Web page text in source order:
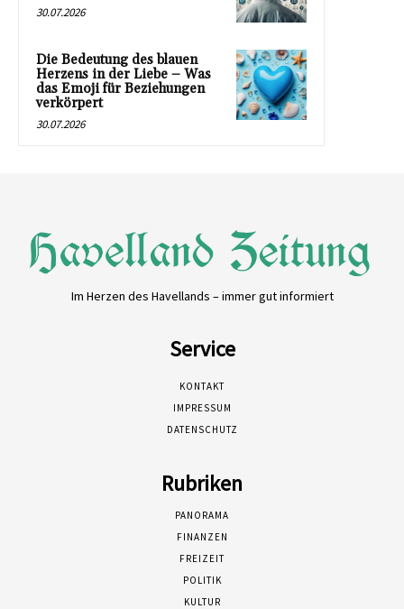
30.07.2026
Die Bedeutung des blauen
Herzens in der Liebe – Was
das Emoji für Beziehungen
verkörpert
30.07.2026
Im Herzen des Havellands – immer gut informiert
Service
KONTAKT
IMPRESSUM
DATENSCHUTZ
Rubriken
PANORAMA
FINANZEN
FREIZEIT
POLITIK
KULTUR